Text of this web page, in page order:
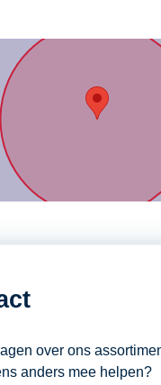
over ons
anders mee